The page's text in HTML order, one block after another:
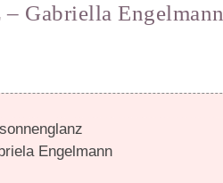
Gabriella Engelmann
Engelmann